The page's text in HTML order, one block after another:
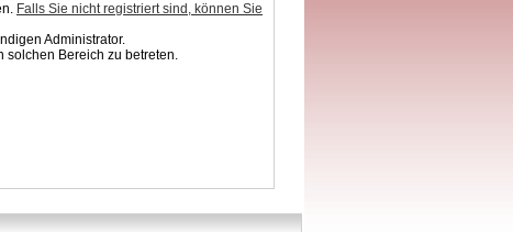
Falls Sie nicht registriert sind, können Sie
Administrator.
solchen Bereich zu betreten.